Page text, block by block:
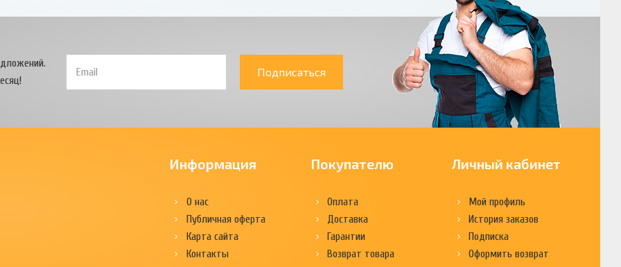
Подписаться
Информация
О нас
Публичная оферта
Карта сайта
Контакты
Покупателю
Оплата
Доставка
Гарантии
Возврат товара
Личный кабинет
Мой профиль
История заказов
Подписка
Оформить возврат